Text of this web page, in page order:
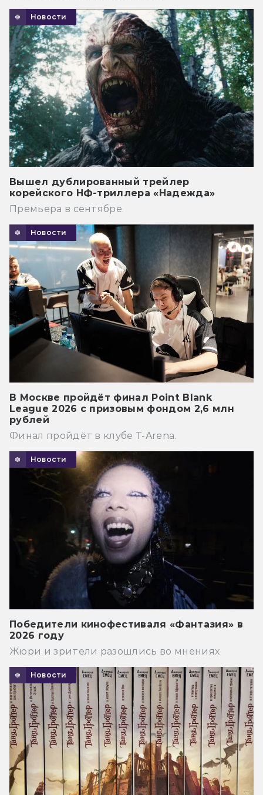
Новости
Вышел дублированный трейлер
корейского НФ-триллера «Надежда»
Премьера в сентябре.
Новости
В Москве пройдёт финал Point Blank
League 2026 с призовым фондом 2,6 млн
рублей
Финал пройдёт в клубе T-Arena.
Новости
Победители кинофестиваля «Фантазия» в
2026 году
Жюри и зрители разошлись во мнениях
Новости